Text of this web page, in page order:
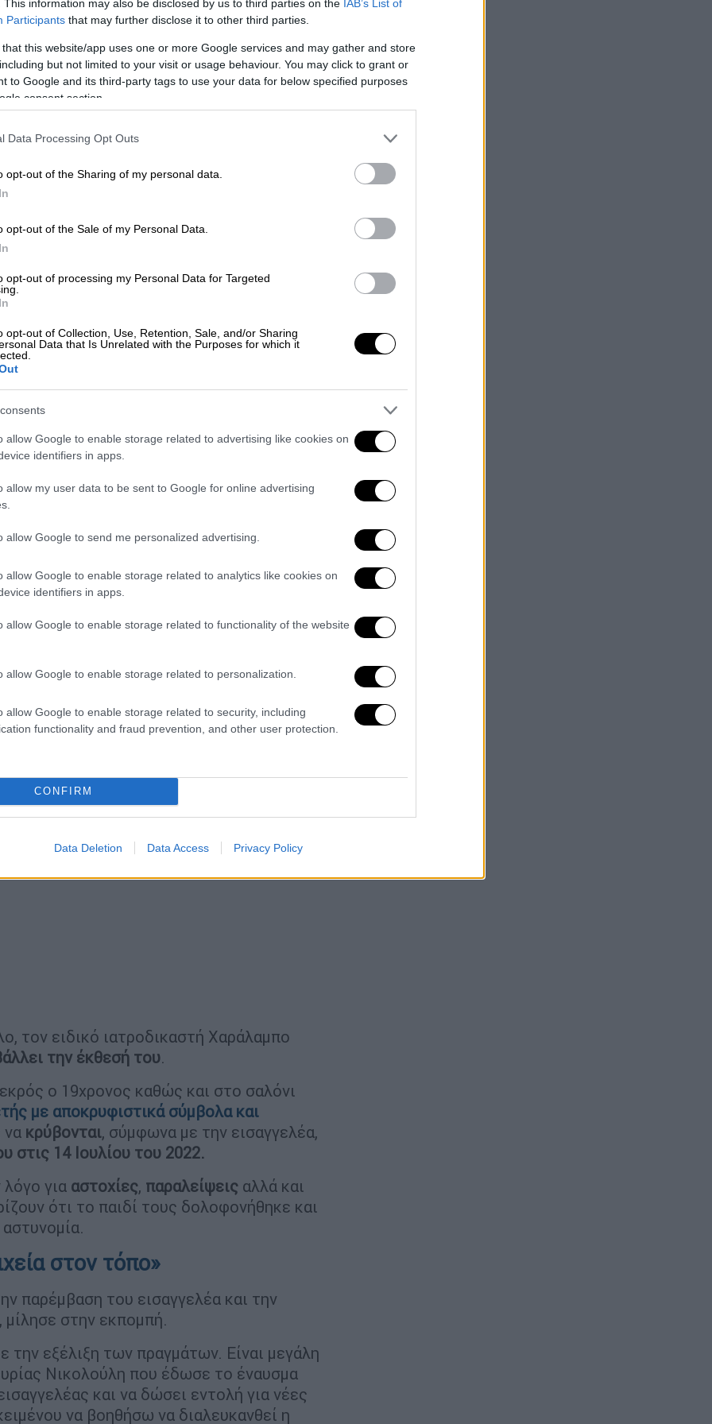
This information may also be disclosed by us to third parties on the IAB’s List of
Participants that may further disclose it to other third parties.
that this website/app uses one or more Google services and may gather and store
but not limited to your visit or usage behaviour. You may click to grant or
to Google and its third-party tags to use your data for below specified purposes
consent section.
Data Processing Opt Outs
opt-out of the Sharing of my personal data.
opt-out of the Sale of my Personal Data.
opt-out of processing my Personal Data for Targeted
opt-out of Collection, Use, Retention, Sale, and/or Sharing
Data that Is Unrelated with the Purposes for which it
allow Google to enable storage related to advertising like cookies on
identifiers in apps.
allow my user data to be sent to Google for online advertising
allow Google to send me personalized advertising.
allow Google to enable storage related to analytics like cookies on
identifiers in apps.
allow Google to enable storage related to functionality of the website
allow Google to enable storage related to personalization.
allow Google to enable storage related to security, including
functionality and fraud prevention, and other user protection.
CONFIRM
Data Deletion Data Access Privacy Policy
που «δείχνει» συγκεκριμένο πρόσωπο.
μας, θα γίνει χαμός …»
μπόρεσε να ξεκλειδώσει το κινητό
έτσι από κει δεν έχουν αντληθεί
του τηλεφώνου ωστόσο βρίσκεται
πεποίθηση της οικογένειας
της, μηνυτήρια αναφορά κατά
υποστήριξη της κατηγορίας, με
που έχει
τον ειδικό ιατροδικαστή Χαράλαμπο
την έκθεσή του.
ο 19χρονος καθώς και στο σαλόνι
με αποκρυφιστικά σύμβολακαι
να κρύβονται, σύμφωνα με την εισαγγελέα,
στις 14 Ιουλίου του 2022.
για αστοχίες, παραλείψεις αλλά και
ότι το παιδί τους δολοφονήθηκε και
στον τόπο»
παρέμβαση του εισαγγελέα και την
στην εκπομπή.
την εξέλιξη των πραγμάτων. Είναι μεγάλη
Νικολούλη που έδωσε το έναυσμα
και να δώσει εντολή για νέες
να βοηθήσω να διαλευκανθεί η